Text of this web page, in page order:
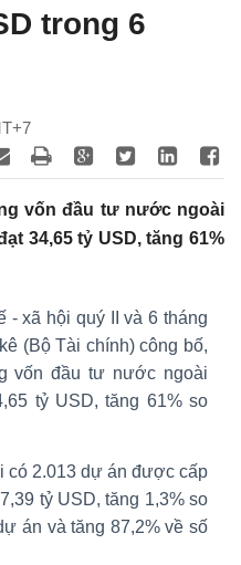
trong 6
vốn đầu tư nước ngoài
34,65 tỷ USD, tăng 61%
- xã hội quý II và 6 tháng
(Bộ Tài chính) công bố,
vốn đầu tư nước ngoài
tỷ USD, tăng 61% so
có 2.013 dự án được cấp
tỷ USD, tăng 1,3% so
án và tăng 87,2% về số